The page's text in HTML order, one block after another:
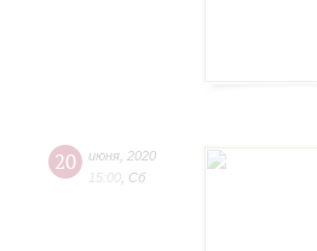
20 июня 2020
15:00 Сб